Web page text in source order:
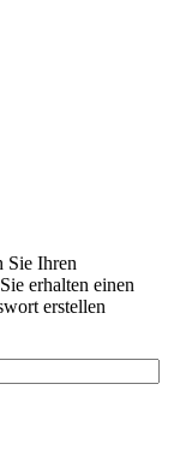
Sie Ihren
erhalten einen
erstellen